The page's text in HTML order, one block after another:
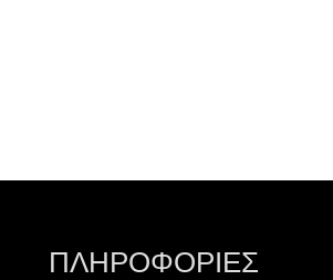
ΠΛΗΡΟΦΟΡΊΕΣ